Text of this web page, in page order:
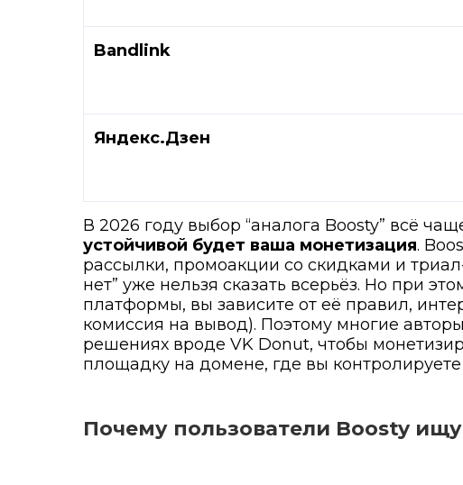
Bandlink
Яндекс.Дзен
В 2026 году выбор “аналога Boosty” всё
устойчивой будет ваша монетизация.
рассылки, промоакции со скидками и
нет” уже нельзя сказать всерьёз. Но при
платформы, вы зависите от её правил,
комиссия на вывод). Поэтому многие
решениях вроде VK Donut, чтобы
площадку на домене, где вы
Почему пользователи Boosty